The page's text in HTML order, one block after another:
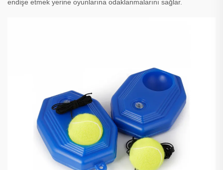
endişe etmek yerine oyunlarına odaklanmalarını sağlar.